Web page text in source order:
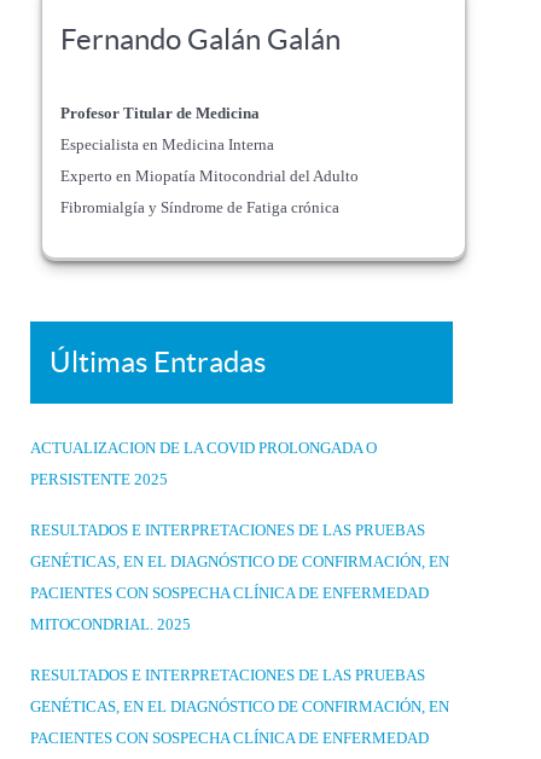
Fernando Galán Galán
Profesor Titular de Medicina
Especialista en Medicina Interna
Experto en Miopatía Mitocondrial del Adulto
Fibromialgía y Síndrome de Fatiga crónica
Últimas Entradas
ACTUALIZACION DE LA COVID PROLONGADA O
PERSISTENTE 2025
RESULTADOS E INTERPRETACIONES DE LAS PRUEBAS
GENÉTICAS, EN EL DIAGNÓSTICO DE CONFIRMACIÓN, EN
PACIENTES CON SOSPECHA CLÍNICA DE ENFERMEDAD
MITOCONDRIAL. 2025
RESULTADOS E INTERPRETACIONES DE LAS PRUEBAS
GENÉTICAS, EN EL DIAGNÓSTICO DE CONFIRMACIÓN, EN
PACIENTES CON SOSPECHA CLÍNICA DE ENFERMEDAD